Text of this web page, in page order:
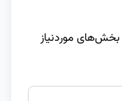
بخش‌های موردنیاز